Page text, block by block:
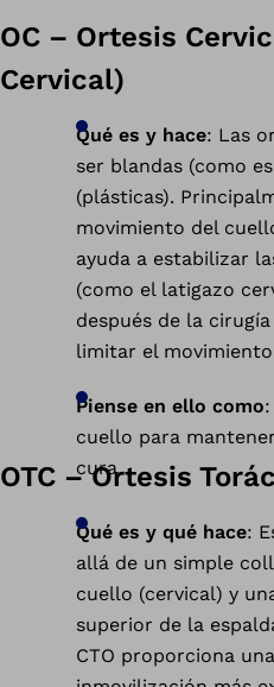
OC – Ortesis
Cervical)
Qué es y hace: Las
ser blandas (como
(plásticas).
movimiento del
ayuda a estabilizar
(como el latigazo
después de la
limitar el
Piense en ello como
cuello para
cura.
OTC – Ortesis
Qué es y qué hace:
allá de un simple
cuello (cervical) y
superior de la
CTO proporciona